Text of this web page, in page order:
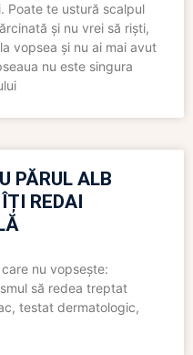
Poate te ustură scalpul
și nu vrei să riști,
vopsea și nu ai mai avut
nu este singura
PĂRUL ALB
REDAI
nu vopsește:
să redea treptat
testat dermatologic,